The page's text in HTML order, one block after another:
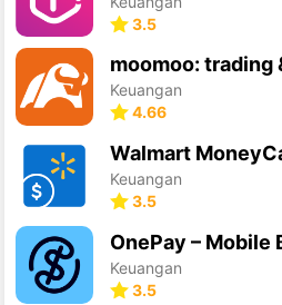
3.5
Keuangan
4.66
Walmart
Keuangan
3.5
Keuangan
3.5